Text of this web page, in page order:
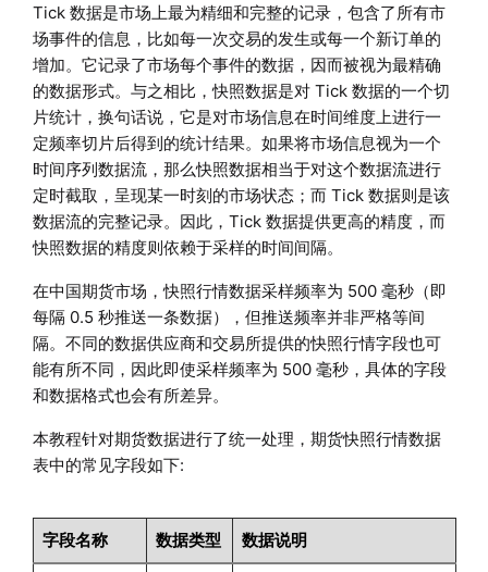
Tick 数据是市场上最为精细和完整的记录，包含了所有市
场事件的信息，比如每一次交易的发生或每一个新订单的
增加。它记录了市场每个事件的数据，因而被视为最精确
的数据形式。与之相比，快照数据是对 Tick 数据的一个切
片统计，换句话说，它是对市场信息在时间维度上进行一
定频率切片后得到的统计结果。如果将市场信息视为一个
时间序列数据流，那么快照数据相当于对这个数据流进行
定时截取，呈现某一时刻的市场状态；而 Tick 数据则是该
数据流的完整记录。因此，Tick 数据提供更高的精度，而
快照数据的精度则依赖于采样的时间间隔。
在中国期货市场，快照行情数据采样频率为 500 毫秒（即
每隔 0.5 秒推送一条数据），但推送频率并非严格等间
隔。不同的数据供应商和交易所提供的快照行情字段也可
能有所不同，因此即使采样频率为 500 毫秒，具体的字段
和数据格式也会有所差异。
本教程针对期货数据进行了统一处理，期货快照行情数据
表中的常见字段如下:
字段名称 数据类型 数据说明